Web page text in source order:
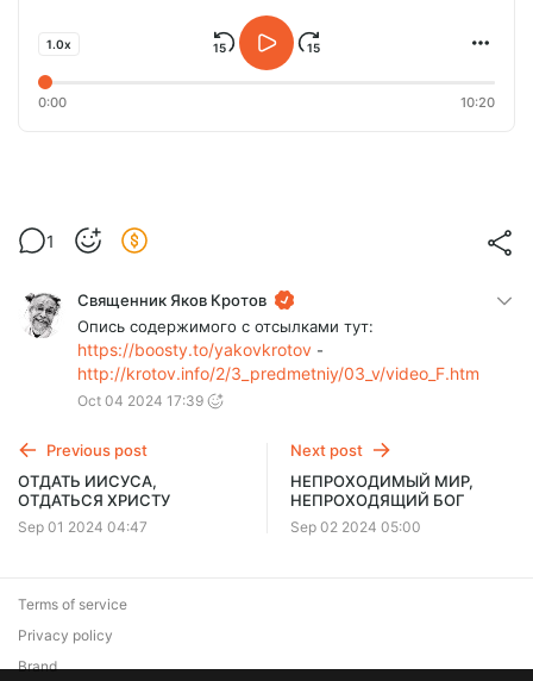
1.0x
0:00 10:20
1
Священник Яков Кротов
Опись содержимого с отсылками тут:
https://boosty.to/yakovkrotov -
http://krotov.info/2/3_predmetniy/03_v/video_F.htm
Oct 04 2024 17:39
Previous post
ОТДАТЬ ИИСУСА,
ОТДАТЬСЯ ХРИСТУ
Sep 01 2024 04:47
Next post
НЕПРОХОДИМЫЙ МИР,
НЕПРОХОДЯЩИЙ БОГ
Sep 02 2024 05:00
Terms of service
Privacy policy
Brand